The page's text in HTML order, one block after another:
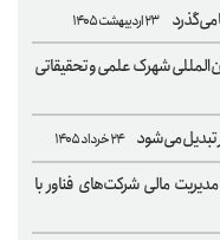
۲۳ اردیبهشت ۱۴۰۵
شهرک علمی و تحقیقاتی
می‌شود ۲۴ خرداد ۱۴۰۵
مالی شرکت‌های فناور با